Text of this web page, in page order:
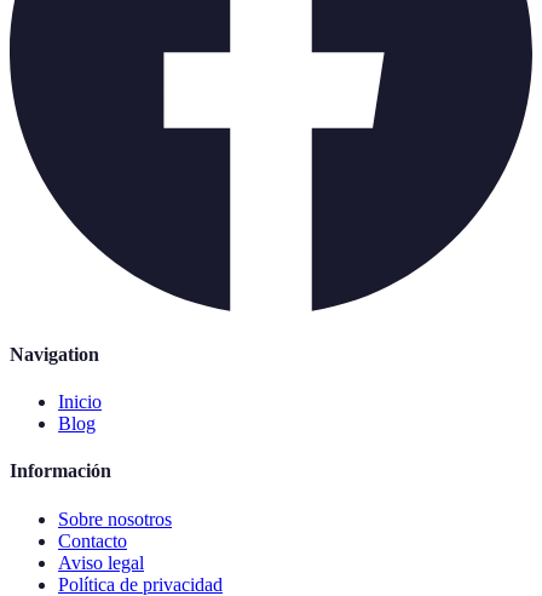
Navigation
Inicio
Blog
Información
Sobre nosotros
Contacto
Aviso legal
Política de privacidad